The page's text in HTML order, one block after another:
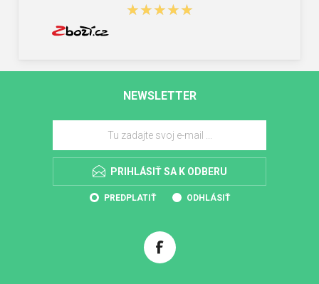
★★★★★
★★★★★
NEWSLETTER
PRIHLÁSIŤ SA K ODBERU
PREDPLATIŤ ODHLÁSIŤ